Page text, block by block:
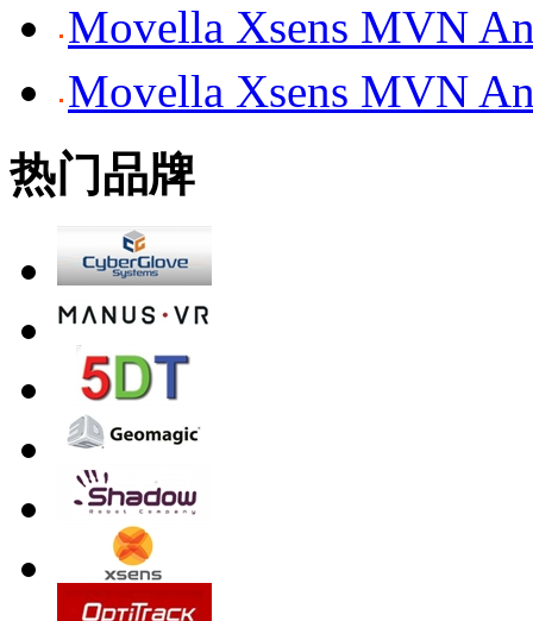
Movella Xsens MVN
Movella Xsens MVN
热门品牌